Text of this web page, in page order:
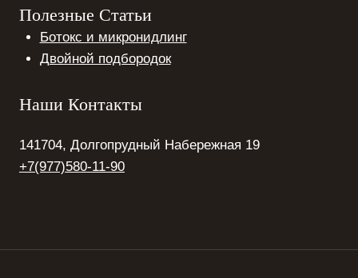
Полезные Статьи
Ботокс и микронидлинг
Двойной подбородок
Наши Контакты
141704, Долгопрудный Набережная 19
+7(977)580-11-90